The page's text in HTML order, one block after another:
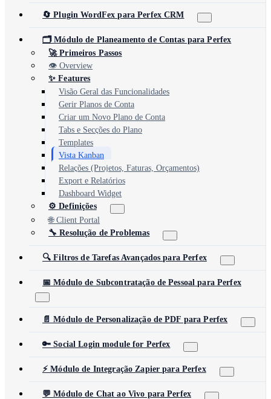
🔄 Plugin WordFex para Perfex CRM
🗂️ Módulo de Planeamento de Contas para Perfex
🚀 Primeiros Passos
👁️ Overview
✨ Features
Visão Geral das Funcionalidades
Gerir Planos de Conta
Criar um Novo Plano de Conta
Tabs e Secções do Plano
Templates
Vista Kanban
Relações (Projetos, Faturas, Orçamentos)
Export e Relatórios
Dashboard Widget
⚙️ Definições
🌐 Client Portal
🔧 Resolução de Problemas
🔍 Filtros de Tarefas Avançados para Perfex
📅 Módulo de Subcontratação de Pessoal para Perfex
📄 Módulo de Personalização de PDF para Perfex
🔑 Social Login module for Perfex
⚡ Módulo de Integração Zapier para Perfex
💬 Módulo de Chat ao Vivo para Perfex